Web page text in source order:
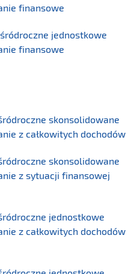
finansowe
jednostkowe
finansowe
skonsolidowane
z całkowitych dochodów
skonsolidowane
z sytuacji finansowej
jednostkowe
z całkowitych dochodów